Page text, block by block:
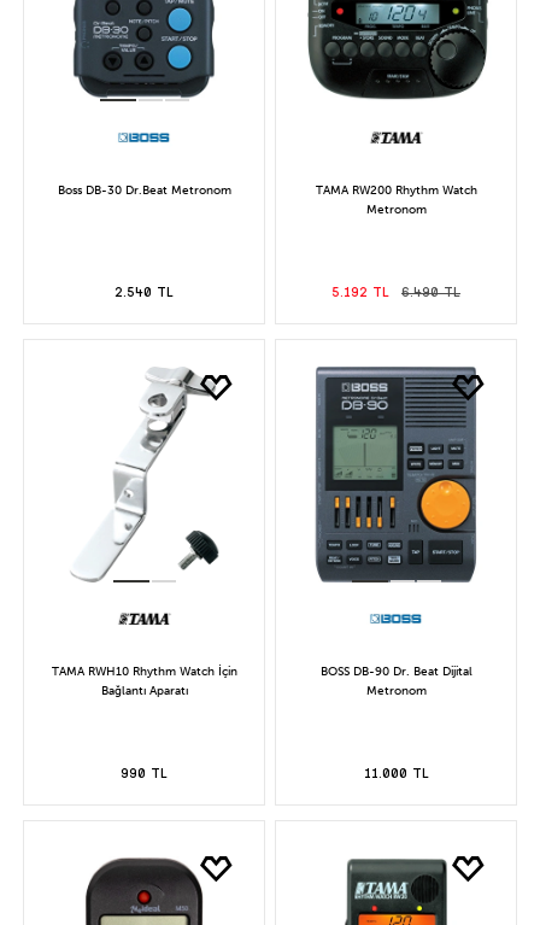
Boss DB-30 Dr.Beat Metronom
2.540 TL
TAMA RW200 Rhythm Watch
Metronom
5.192 TL 6.490 TL
TAMA RWH10 Rhythm Watch İçin
Bağlantı Aparatı
990 TL
BOSS DB-90 Dr. Beat Dijital
Metronom
11.000 TL